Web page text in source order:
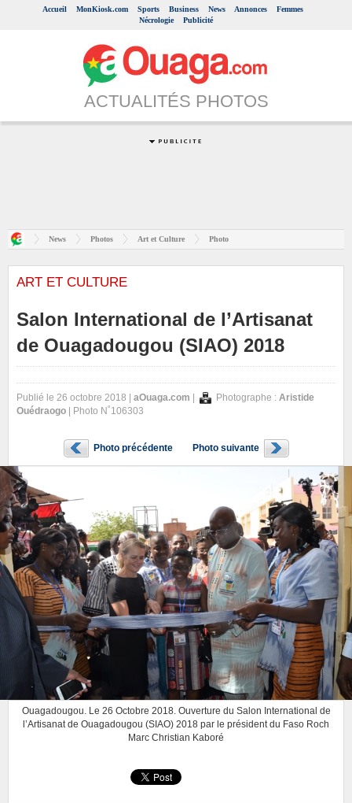
Accueil MonKiosk.com Sports Business News Annonces
Femmes
Nécrologie
Publicité
ACTUALITÉS PHOTOS
News Photos Art et Culture Photo
ART ET CULTURE
Salon International de l’Artisanat
de Ouagadougou (SIAO) 2018
Publié le 26 octobre 2018 | aOuaga.com Photographe : Aristide
Ouédraogo | Photo N˚106303
Photo précédente Photo suivante
Ouagadougou. Le 26 Octobre 2018. Ouverture du Salon International de
l’Artisanat de Ouagadougou (SIAO) 2018 par le président du Faso Roch
Marc Christian Kaboré